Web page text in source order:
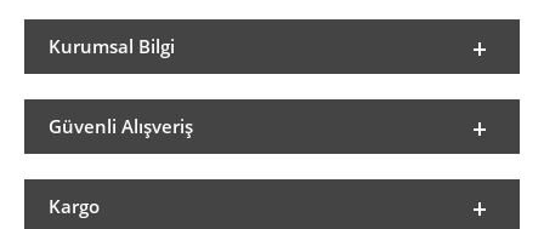
Kurumsal Bilgi
Güvenli Alışveriş
Kargo